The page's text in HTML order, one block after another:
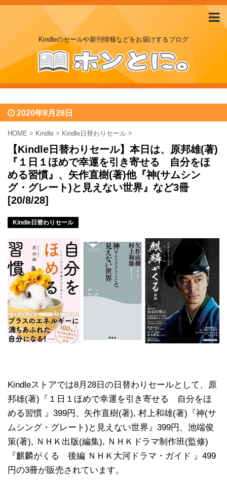
Kindleのセールや新刊情報などをお届けするブログ
2020年8月28日
HOME > Kindle > Kindle日替わりセール >
【Kindle日替わりセール】本日は、原邦雄(著)
『１日１ほめで幸運を引き寄せる 自分をほ
める習慣』、矢作直樹(著)他『神(サムシン
グ・グレート)と見えない世界』など3冊
[20/8/28]
Kindle日替わりセール
Kindleストアでは8月28日の日替わりセールとして、原
邦雄(著)『１日１ほめで幸運を引き寄せる 自分をほ
める習慣 』399円、矢作直樹(著), 村上和雄(著)『神(サ
ムシング・グレート)と見えない世界』399円、池端俊
策(著), ＮＨＫ出版(編集), ＮＨＫドラマ制作班(監修)
『麒麟がくる 後編 ＮＨＫ大河ドラマ・ガイド 』499
円の3冊が販売されています。